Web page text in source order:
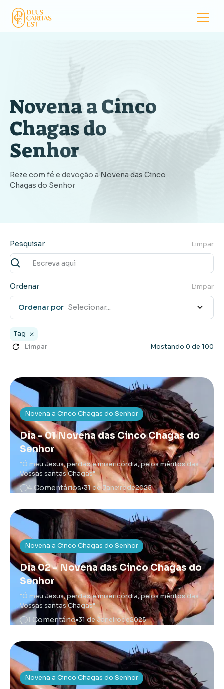
Novena a Cinco
Chagas do
Senhor
Reze com fé e devoção a Novena das Cinco
Chagas do Senhor
Pesquisar Limpar
Ordenar Limpar
Ordenar por Selecionar...
Tag
Limpar
Mostando 0 de 100
Novena a Cinco Chagas do Senhor
Dia - 01 Novena das Cinco Chagas do
Senhor
"Ó meu Jesus, perdão e misericórdia, pelos méritos das
Vossas santas Chagas".
4 Comentários•31 de Janeirode2025
Novena a Cinco Chagas do Senhor
Dia 02 - Novena das Cinco Chagas do
Senhor
"Ó meu Jesus, perdão e misericórdia, pelos méritos das
Vossas santas Chagas".
1 Comentário•31 de Janeirode2025
Novena a Cinco Chagas do Senhor